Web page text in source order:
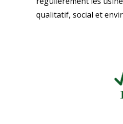
qualitatif, social et